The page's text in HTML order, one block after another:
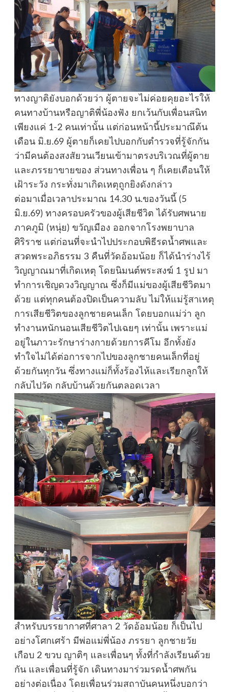
ทางญาติยังบอกด้วยว่า ผู้ตายจะไม่ค่อยคุยอะไรให้
คนทางบ้านหรือญาติพี่น้องฟัง ยกเว้นกับเพื่อนสนิท
เพียงแค่ 1-2 คนเท่านั้น แต่ก่อนหน้านี้ประมาณึต้น
เดือน มิ.ย.69 ผู้ตายก็เคยไปบอกกับตำรวจที่รู้จักกัน
ว่ามีคนต้องสงสัยวนเวียนเข้ามาตรงบริเวณที่ผู้ตาย
และภรรยาขายของ ส่วนทางเพื่อน ๆ ก็เคยเตือนให้
เฝ้าระวัง กระทั่งมาเกิดเหตุถูกยิงดังกล่าว
ต่อมาเมื่อเวลาประมาณ 14.30 น.ของวันนี้ (5
มิ.ย.69) ทางครอบครัวของผู้เสียชีวิต ได้รับศพนาย
ภาคภูมิ (หนุ่ย) ขวัญเมือง ออกจากโรงพยาบาล
ศิริราช แต่ก่อนที่จะนำไปประกอบพิธีรดน้ำศพและ
สวดพระอภิธรรม 3 คืนที่วัดอ้อมน้อย ก็ได้นำร่างไร้
วิญญาณมาที่เกิดเหตุ โดยนิมนต์พระสงฆ์ 1 รูป มา
ทำการเชิญดวงวิญญาณ ซึ่งก็มีแม่ของผู้เสียชีวิตมา
ด้วย แต่ทุกคนต้องปิดเป็นความลับ ไม่ให้แม่รู้สาเหตุ
การเสียชีวิตของลูกชายคนเล็ก โดยบอกแม่ว่า ลูก
ทำงานหนักนอนเสียชีวิตไปเฉยๆ เท่านั้น เพราะแม่
อยู่ในภาวะรักษาร่างกายด้วยการคีโม อีกทั้งยัง
ทำใจไม่ได้ต่อการจากไปของลูกชายคนเล็กที่อยู่
ด้วยกันทุกวัน ซึ่งทางแม่ก็ทั้งร้องไห้และเรียกลูกให้
กลับไปวัด กลับบ้านด้วยกันตลอดเวลา
สำหรับบรรยากาศที่ศาลา 2 วัดอ้อมน้อย ก็เป็นไป
อย่างโศกเศร้า มีพ่อแม่พี่น้อง ภรรยา ลูกชายวัย
เกือบ 2 ขวบ ญาติๆ และเพื่อนๆ ทั้งที่กำลังเรียนด้วย
กัน และเพื่อนที่รู้จัก เดินทางมาร่วมรดน้ำศพกัน
อย่างต่อเนื่อง โดยเพื่อนร่วมสถาบันคนหนึ่งบอกว่า